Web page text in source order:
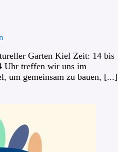
Garten Kiel Zeit: 14 bis
Uhr treffen wir uns im
um gemeinsam zu bauen, [...]